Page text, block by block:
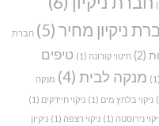
ניקיון מחיר (5) חברת
(2) חיטוי קורונה (1)
טיפים
(1) מנקה לבית (4)
מנקה
ניקוי בלחץ מים (1) ניקוי חיידקים (1)
נירוסטה (1) ניקוי רצפה (1) ניקיון